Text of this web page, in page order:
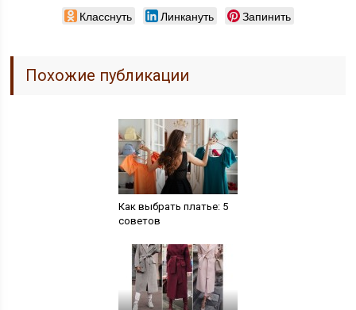
Класснуть
Линкануть Запинить
Похожие публикации
Как выбрать платье: 5
советов